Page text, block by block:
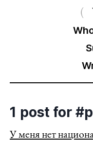
1 post for
У меня нет